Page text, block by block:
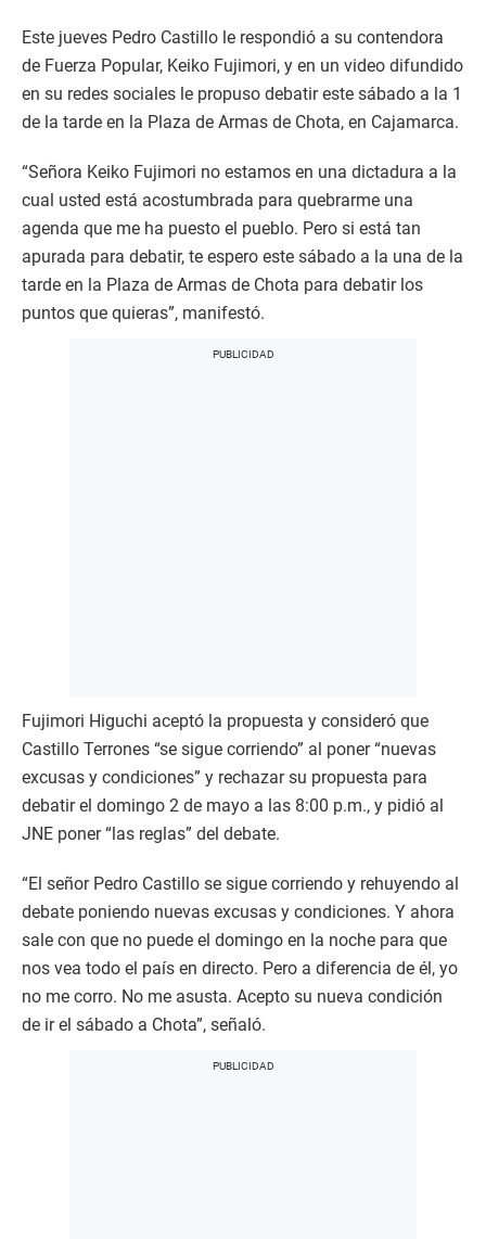
Este jueves Pedro Castillo le respondió a su contendora
de Fuerza Popular, Keiko Fujimori, y en un video difundido
en su redes sociales le propuso debatir este sábado a la 1
de la tarde en la Plaza de Armas de Chota, en Cajamarca.
“Señora Keiko Fujimori no estamos en una dictadura a la
cual usted está acostumbrada para quebrarme una
agenda que me ha puesto el pueblo. Pero si está tan
apurada para debatir, te espero este sábado a la una de la
tarde en la Plaza de Armas de Chota para debatir los
puntos que quieras”, manifestó.
Fujimori Higuchi aceptó la propuesta y consideró que
Castillo Terrones “se sigue corriendo” al poner “nuevas
excusas y condiciones” y rechazar su propuesta para
debatir el domingo 2 de mayo a las 8:00 p.m., y pidió al
JNE poner “las reglas” del debate.
“El señor Pedro Castillo se sigue corriendo y rehuyendo al
debate poniendo nuevas excusas y condiciones. Y ahora
sale con que no puede el domingo en la noche para que
nos vea todo el país en directo. Pero a diferencia de él, yo
no me corro. No me asusta. Acepto su nueva condición
de ir el sábado a Chota”, señaló.